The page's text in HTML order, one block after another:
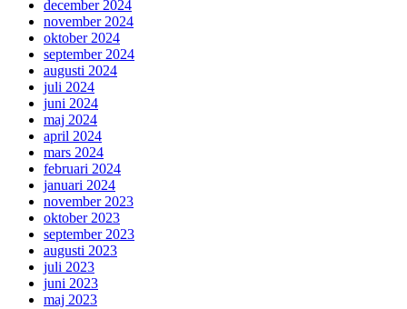
december 2024
november 2024
oktober 2024
september 2024
augusti 2024
juli 2024
juni 2024
maj 2024
april 2024
mars 2024
februari 2024
januari 2024
november 2023
oktober 2023
september 2023
augusti 2023
juli 2023
juni 2023
maj 2023